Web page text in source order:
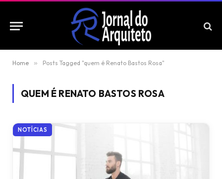
Home » Posts Tagged "quem é Renato Bastos Rosa"
QUEM É RENATO BASTOS ROSA
NOTÍCIAS